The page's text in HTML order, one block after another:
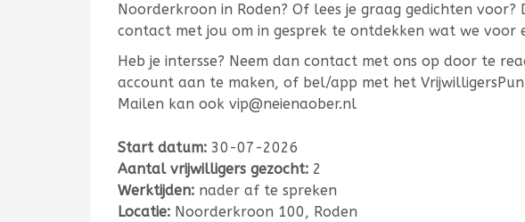
Noorderkroon in Roden? Of lees je graag gedichten voor?
contact met jou om in gesprek te ontdekken wat we voor
Heb je intersse? Neem dan contact met ons op door te
account aan te maken, of bel/app met het
Mailen kan ook vip@neienaober.nl
Start datum: 30-07-2026
Aantal vrijwilligers gezocht: 2
Werktijden: nader af te spreken
Locatie: Noorderkroon 100, Roden